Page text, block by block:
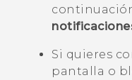
Si quieres
pantalla o